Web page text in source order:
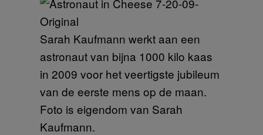
Sarah Kaufmann werkt aan een
astronaut van bijna 1000 kilo kaas
in 2009 voor het veertigste jubileum
van de eerste mens op de maan.
Foto is eigendom van Sarah
Kaufmann.